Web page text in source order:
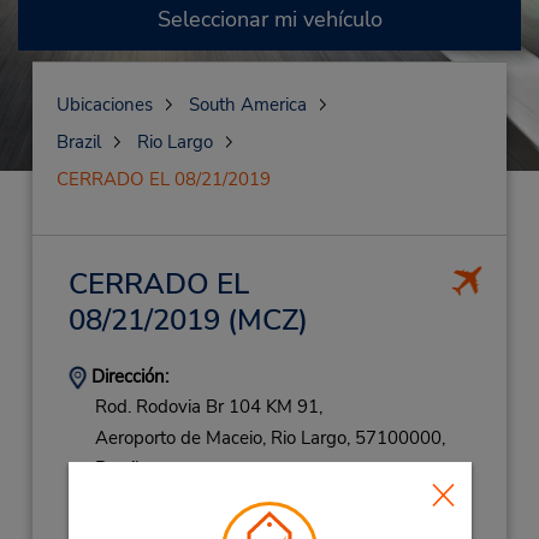
Seleccionar mi vehículo
Ubicaciones
South America
Brazil
Rio Largo
CERRADO EL 08/21/2019
CERRADO EL
08/21/2019 (MCZ)
Dirección:
Rod. Rodovia Br 104 KM 91,
Aeroporto de Maceio, Rio Largo, 57100000,
Brazil